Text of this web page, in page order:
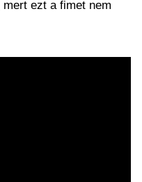
mert ezt a fimet nem